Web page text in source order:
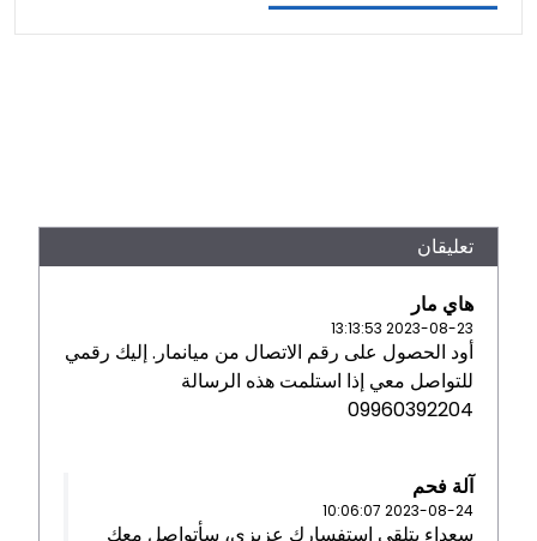
تعليقان
هاي مار
2023-08-23 13:13:53
أود الحصول على رقم الاتصال من ميانمار. إليك رقمي
للتواصل معي إذا استلمت هذه الرسالة
09960392204
آلة فحم
2023-08-24 10:06:07
سعداء بتلقي استفسارك عزيزي، سأتواصل معك